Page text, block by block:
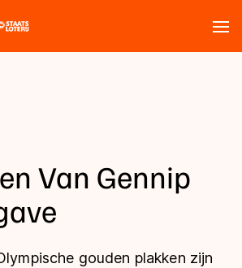
Van Gennip
gouden plakken zijn